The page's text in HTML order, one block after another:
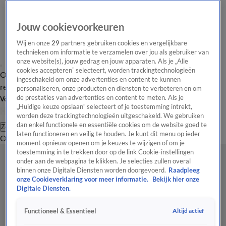
Overzicht Laatste nieuws Regionieuws Het beste van Hart
Tip de
redactie
Volg Hart van Nederland
Zoeken
OverzichtRegioUitzendingenWeerTip de redactiePanelVideo's
Jouw cookievoorkeuren
Wij en onze29 partners gebruiken cookies en vergelijkbare
technieken om informatie te verzamelen over jou als gebruiker van
onze website(s), jouw gedrag en jouw apparaten. Als je „Alle
cookies accepteren” selecteert, worden trackingtechnologieën
ingeschakeld om onze advertenties en content te kunnen
personaliseren, onze producten en diensten te verbeteren en om
de prestaties van advertenties en content te meten. Als je
„Huidige keuze opslaan” selecteert of je toestemming intrekt,
worden deze trackingtechnologieën uitgeschakeld. We gebruiken
dan enkel functionele en essentiële cookies om de website goed te
laten functioneren en veilig te houden. Je kunt dit menu op ieder
moment opnieuw openen om je keuzes te wijzigen of om je
toestemming in te trekken door op de link Cookie-instellingen
onder aan de webpagina te klikken. Je selecties zullen overal
binnen onze Digitale Diensten worden doorgevoerd. Raadpleeg
onze Cookieverklaring voor meer informatie.
Bekijk hier onze
Digitale Diensten.
Functioneel & Essentieel Altijd actief